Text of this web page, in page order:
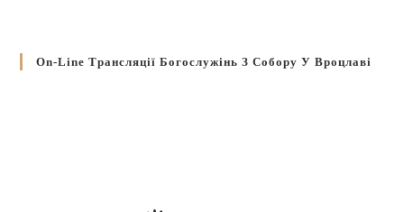
On-Line Трансляції Богослужінь З Собору У Вроцлаві